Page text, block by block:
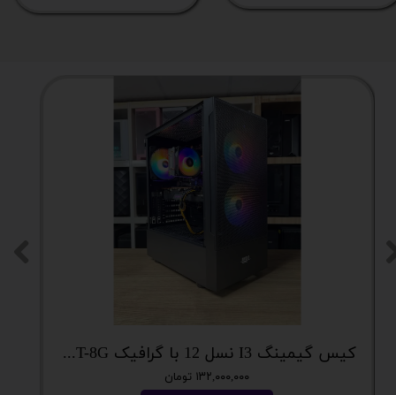
کیس فوق اقتصادی i7 با گرافیک 8گیگ فوق اکونومی کد 2162